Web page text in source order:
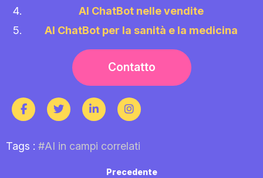
AI ChatBot nelle vendite
AI ChatBot per la sanità e la medicina
Contatto
Tags : #AI in campi correlati
PrecedentePrevious